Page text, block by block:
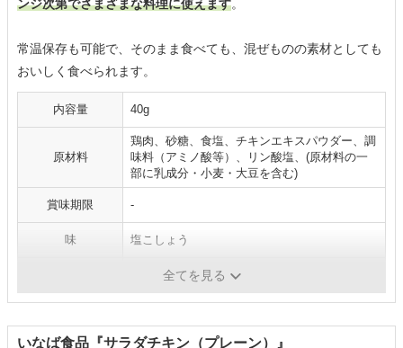
ンジ次第でさまざまな料理に使えます。
常温保存も可能で、そのまま食べても、混ぜものの素材としても
おいしく食べられます。
内容量 40g
原材料
鶏肉、砂糖、食塩、チキンエキスパウダー、調
味料（アミノ酸等）、リン酸塩、(原材料の一
部に乳成分・小麦・大豆を含む)
賞味期限 -
味 塩こしょう
40gあたり：10.7g
全てを見る
いなば食品『サラダチキン（プレーン）』